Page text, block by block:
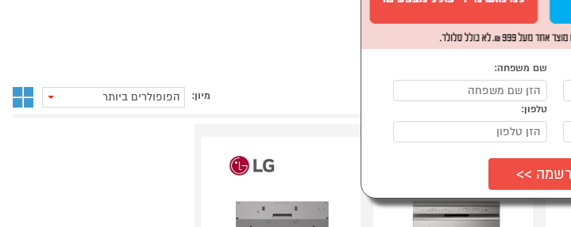
מיון: הפופולרים ביותר
שם משפחה:
טלפון: